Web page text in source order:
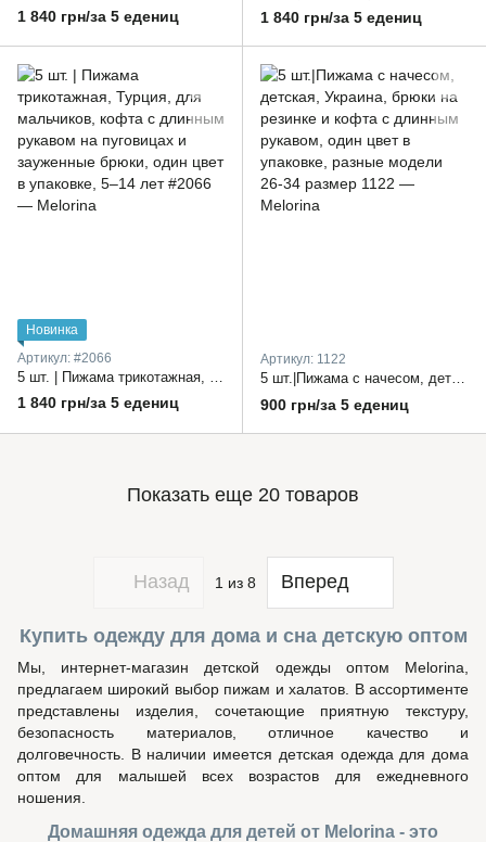
1 840 грн/за 5 едениц 1 840 грн/за 5 едениц
Новинка
Артикул: #2066
1 840 грн/за 5 едениц
Артикул: 1122
5 шт.|Пижама с начесом, детская, Украина, брюки на резинке и кофта с длинным рукавом, один цвет в упаковке, разные модели 26-34 размер
900 грн/за 5 едениц
Показать еще 20 товаров
Назад 1 из 8 Вперед
Купить одежду для дома и сна детскую оптом
Мы, интернет-магазин детской одежды оптом Melorina,
предлагаем широкий выбор пижам и халатов. В ассортименте
представлены изделия, сочетающие приятную текстуру,
безопасность материалов, отличное качество и
долговечность. В наличии имеется детская одежда для дома
оптом для малышей всех возрастов для ежедневного
ношения.
Домашняя одежда для детей от Melorina - это